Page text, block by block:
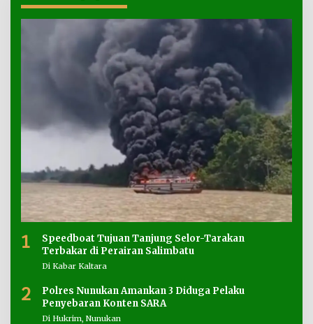
1
Speedboat Tujuan Tanjung Selor-Tarakan
Terbakar di Perairan Salimbatu
Di Kabar Kaltara
2
Polres Nunukan Amankan 3 Diduga Pelaku
Penyebaran Konten SARA
Di Hukrim, Nunukan